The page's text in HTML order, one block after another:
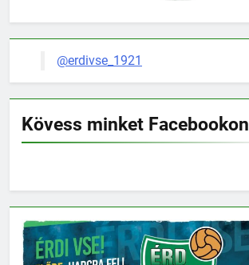
@erdivse_1921
Kövess minket Facebookon